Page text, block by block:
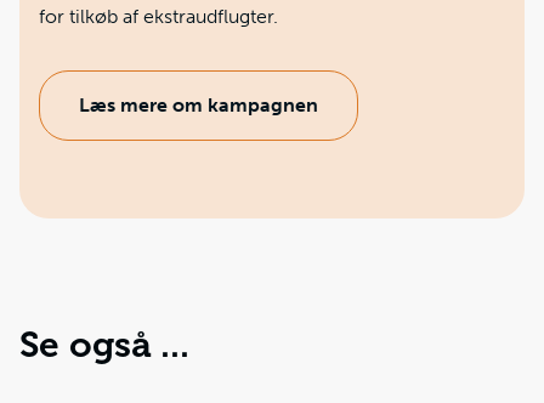
for tilkøb af ekstraudflugter.
Læs mere om kampagnen
Se også ...